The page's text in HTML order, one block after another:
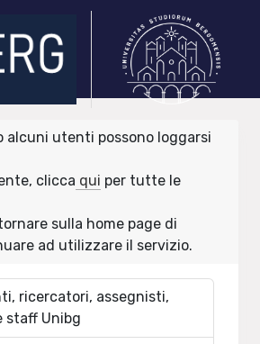
alcuni utenti possono loggarsi
clicca qui per tutte le
sulla home page di
ad utilizzare il servizio.
ricercatori, assegnisti,
staff Unibg